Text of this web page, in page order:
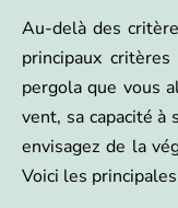
Au-delà des
principaux
pergola que vous
vent, sa capacité
envisagez de la
Voici les